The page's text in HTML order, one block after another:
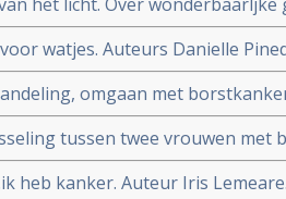
watjes. Auteurs Danielle
zonder kanker.
omgaan met
tussen twee vrouwen met
Pruiken & prothesen: een
heb kanker. Auteur Iris